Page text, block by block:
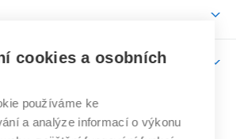
roku
údajů studentů
rada
výzkumu
učení
cookies a osobních
používáme ke
a analýze informací o výkonu